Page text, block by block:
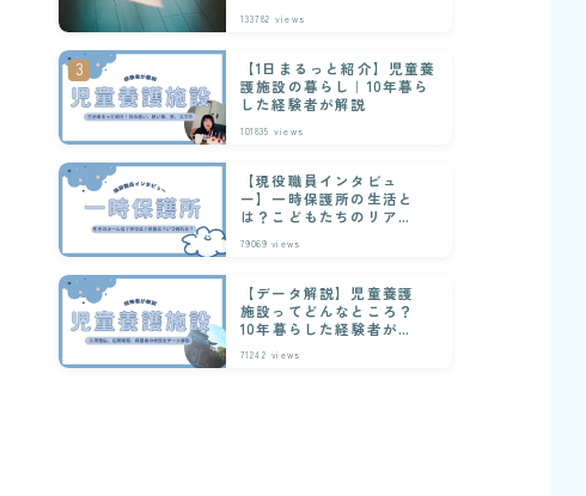
133782 views
【1日まるっと紹介】児童養
護施設の暮らし｜10年暮ら
した経験者が解説
101835 views
【現役職員インタビュ
ー】一時保護所の生活と
は？こどもたちのリアル
79069 views
【データ解説】児童養護
施設ってどんなところ？
10年暮らした経験者が解
71242 views